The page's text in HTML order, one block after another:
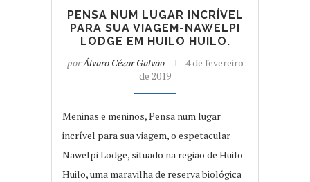
PENSA NUM LUGAR INCRÍVEL
PARA SUA VIAGEM-NAWELPI
LODGE EM HUILO HUILO.
porÁlvaro Cézar Galvão
4 de fevereiro
de 2019
Meninas e meninos, Pensa num lugar
incrível para sua viagem, o espetacular
Nawelpi Lodge, situado na região de Huilo
Huilo, uma maravilha de reserva biológica